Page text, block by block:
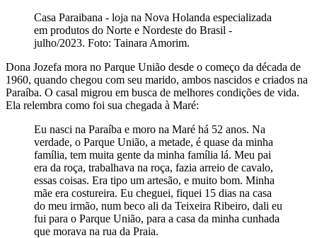
Casa Paraibana - loja na Nova Holanda especializada
em produtos do Norte e Nordeste do Brasil -
julho/2023. Foto: Tainara Amorim.
Dona Jozefa mora no Parque União desde o começo da década de
1960, quando chegou com seu marido, ambos nascidos e criados na
Paraíba. O casal migrou em busca de melhores condições de vida.
Ela relembra como foi sua chegada à Maré:
Eu nasci na Paraíba e moro na Maré há 52 anos. Na
verdade, o Parque União, a metade, é quase da minha
família, tem muita gente da minha família lá. Meu pai
era da roça, trabalhava na roça, fazia arreio de cavalo,
essas coisas. Era tipo um artesão, e muito bom. Minha
mãe era costureira. Eu cheguei, fiquei 15 dias na casa
do meu irmão, num beco ali da Teixeira Ribeiro, dali eu
fui para o Parque União, para a casa da minha cunhada
que morava na rua da Praia.